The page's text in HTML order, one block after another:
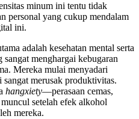
minum ini tentu tidak
personal yang cukup mendalam
ini.
adalah kesehatan mental serta
menghargai kebugaran
Mereka mulai menyadari
merusak produktivitas.
hangxiety—perasaan cemas,
setelah efek alkohol
mereka.